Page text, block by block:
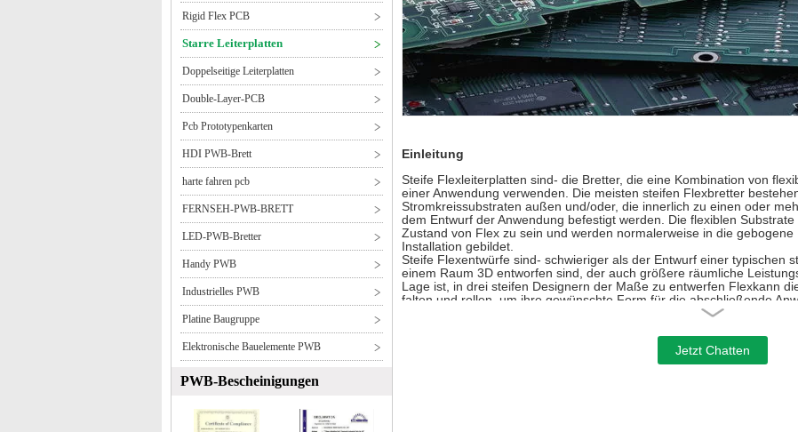
Rigid Flex PCB
Starre Leiterplatten
Doppelseitige Leiterplatten
Double-Layer-PCB
Pcb Prototypenkarten
HDI PWB-Brett
harte fahren pcb
FERNSEH-PWB-BRETT
LED-PWB-Bretter
Handy PWB
Industrielles PWB
Platine Baugruppe
Elektronische Bauelemente PWB
PWB-Bescheinigungen
Einleitung
Steife Flexleiterplatten sind- die Bretter, die eine Kombination von
einer Anwendung verwenden. Die meisten steifen Flexbretter
Stromkreissubstraten außen und/oder, die innerlich zu einen oder
dem Entwurf der Anwendung befestigt werden. Die flexiblen
Zustand von Flex zu sein und werden normalerweise in die
Installation gebildet.
Steife Flexentwürfe sind- schwieriger als der Entwurf einer typischen
einem Raum 3D entworfen sind, der auch größere räumliche
Lage ist, in drei steifen Designern der Maße zu entwerfen Flexkann
falten und rollen, um ihre gewünschte Form für die abschließende
FR-4, CEM-1, CEM-3, IMS, hoher TG, Hochfrequenz, Halogen